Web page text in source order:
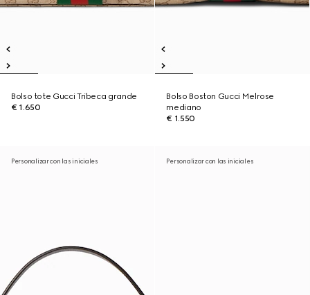
Bolso tote Gucci Tribeca grande
€ 1.650
Bolso Boston Gucci Melrose
mediano
€ 1.550
Personalizar con las iniciales Personalizar con las iniciales